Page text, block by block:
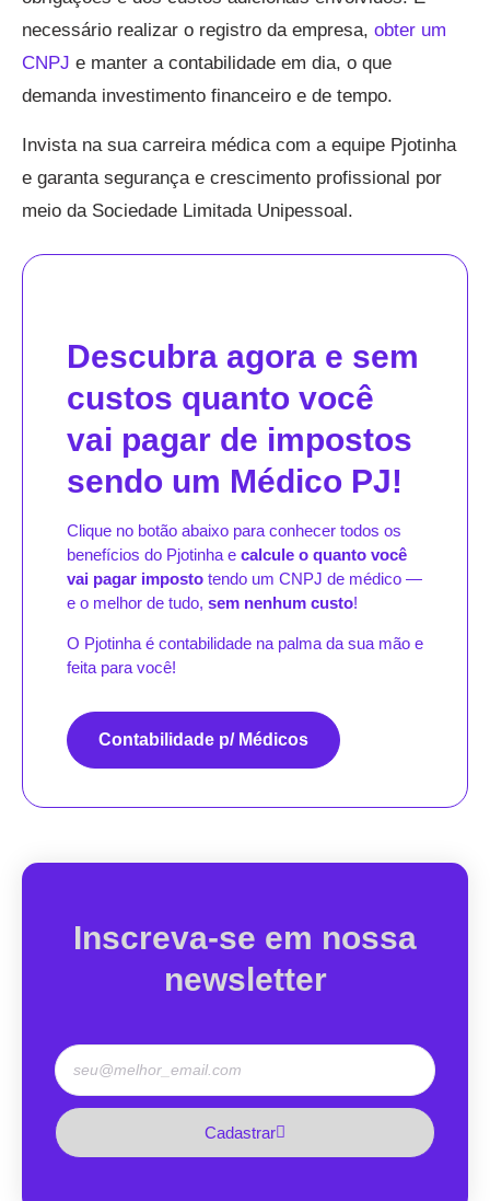
necessário realizar o registro da empresa, obter um
CNPJ e manter a contabilidade em dia, o que
demanda investimento financeiro e de tempo.
Invista na sua carreira médica com a equipe Pjotinha
e garanta segurança e crescimento profissional por
meio da Sociedade Limitada Unipessoal.
Descubra agora e sem
custos quanto você
vai pagar de impostos
sendo um Médico PJ!
Clique no botão abaixo para conhecer todos os
benefícios do Pjotinha e calcule o quanto você
vai pagar imposto tendo um CNPJ de médico —
e o melhor de tudo, sem nenhum custo!
O Pjotinha é contabilidade na palma da sua mão e
feita para você!
Contabilidade p/ Médicos
Inscreva-se em nossa
newsletter
Cadastrar